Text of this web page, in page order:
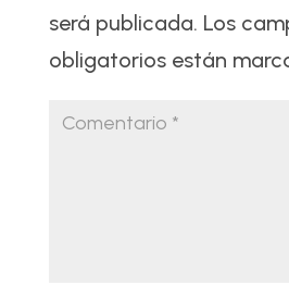
será publicada. Los
obligatorios están